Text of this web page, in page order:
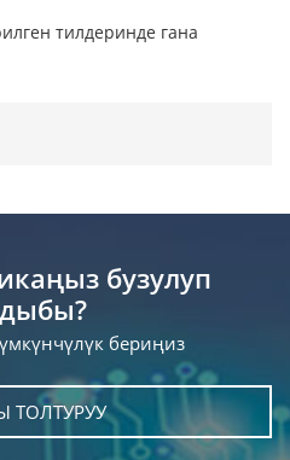
тилдеринде гана
бузулуп
бериңиз
ТОЛТУРУУ